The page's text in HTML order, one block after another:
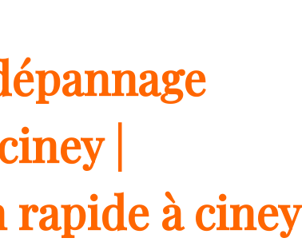
|
à ciney